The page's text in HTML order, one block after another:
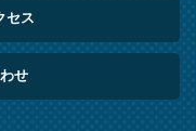
セス
せ